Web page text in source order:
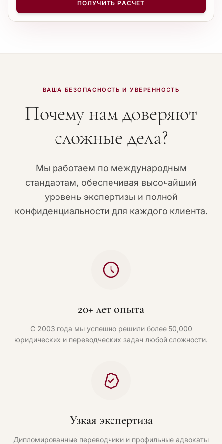
ПОЛУЧИТЬ РАСЧЕТ
ВАША БЕЗОПАСНОСТЬ И УВЕРЕННОСТЬ
Почему нам доверяют
сложные дела?
Мы работаем по международным
стандартам, обеспечивая высочайший
уровень экспертизы и полной
конфиденциальности для каждого клиента.
20+ лет опыта
С 2003 года мы успешно решили более 50,000
юридических и переводческих задач любой сложности.
Узкая экспертиза
Дипломированные переводчики и профильные адвокаты